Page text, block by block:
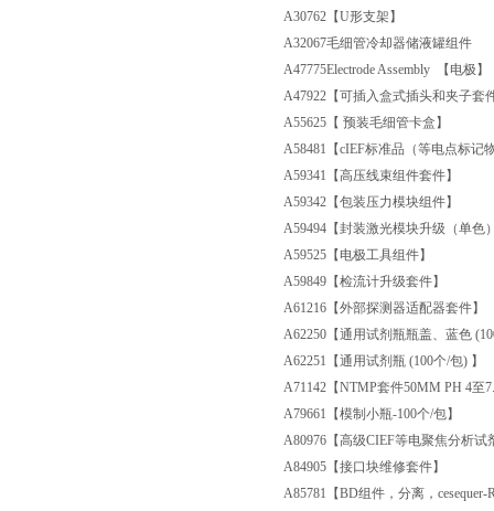
A30762 【U形支架】
A32067毛细管冷却器储液罐组件
A47775Electrode Assembly 【电极】
A47922 【可插入盒式插头和夹子套
A55625 【 预装毛细管卡盒】
A58481 【cIEF标准品（等电点标记
A59341 【高压线束组件套件】
A59342 【包装压力模块组件】
A59494 【封装激光模块升级（单色
A59525 【电极工具组件】
A59849 【检流计升级套件】
A61216 【外部探测器适配器套件】
A62250 【通用试剂瓶瓶盖、蓝色
A62251 【通用试剂瓶 (100个/包) 】
A71142 【NTMP套件50MM PH 4至
A79661 【模制小瓶-100个/包】
A80976 【高级CIEF等电聚焦分析试
A84905 【接口块维修套件】
A85781 【BD组件，分离，cesequer-